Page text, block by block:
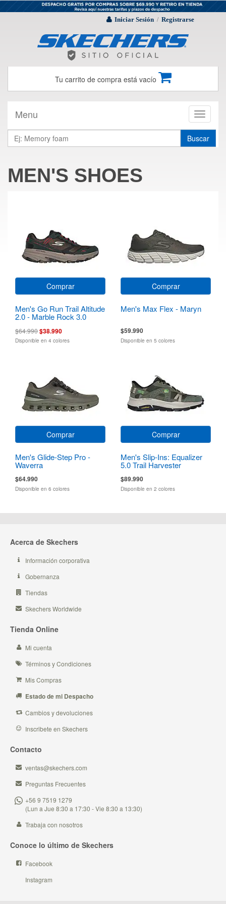
Iniciar Sesión / Registrarse
Tu carrito de compra está vacío
Toggle
Menu
Buscar
MEN'S SHOES
Comprar
Men's Go Run Trail Altitude
2.0 - Marble Rock 3.0
$64.990$38.990
Disponible en 4 colores
Comprar
Men's Max Flex - Maryn
$59.990
Disponible en 5 colores
Comprar
Men's Glide-Step Pro -
Waverra
$64.990
Disponible en 6 colores
Comprar
Men's Slip-Ins: Equalizer
5.0 Trail Harvester
$89.990
Disponible en 2 colores
Acerca de Skechers
Información corporativa
Gobernanza
Tiendas
Skechers Worldwide
Tienda Online
Mi cuenta
Términos y Condiciones
Mis Compras
Estado de mi Despacho
Cambios y devoluciones
Inscribete en Skechers
Contacto
ventas@skechers.com
Preguntas Frecuentes
+56 9 7519 1279
(Lun a Jue 8:30 a 17:30 - Vie 8:30 a 13:30)
Trabaja con nosotros
Conoce lo último de Skechers
Facebook
Instagram